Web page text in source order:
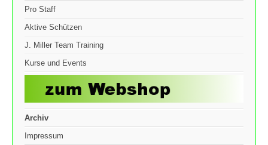
Pro Staff
Aktive Schützen
J. Miller Team Training
Kurse und Events
Archiv
Impressum